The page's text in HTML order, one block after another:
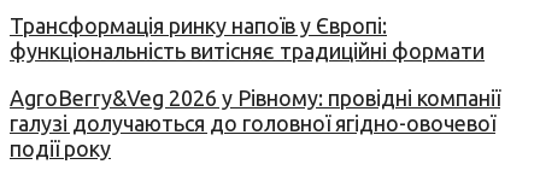
Трансформація ринку напоїв у Європі:
функціональність витісняє традиційні формати
AgroBerry&Veg 2026 у Рівному: провідні компанії
галузі долучаються до головної ягідно-овочевої
події року